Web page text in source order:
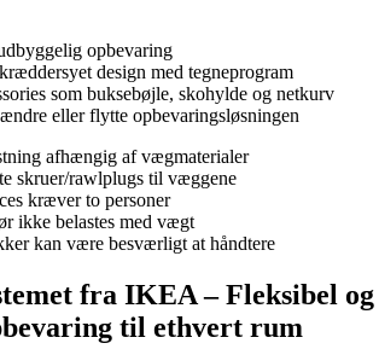
opbevaring
design med tegneprogram
som buksebøjle, skohylde og netkurv
eller flytte opbevaringsløsningen
afhængig af vægmaterialer
skruer/rawlplugs til væggene
kræver to personer
ikke belastes med vægt
kan være besværligt at håndtere
fra IKEA – Fleksibel og
til ethvert rum